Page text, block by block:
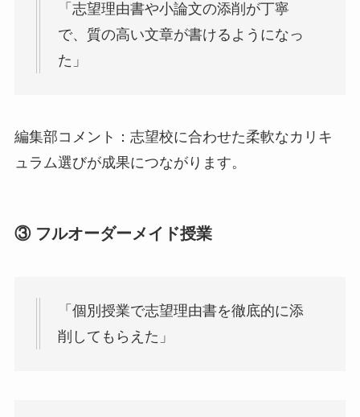
「志望理由書や小論文の添削が丁寧
で、質の高い文章が書けるようになっ
た」
編集部コメント：志望校に合わせた柔軟なカリキ
ュラム選びが成果につながります。
③ フルオーダーメイド授業
「個別授業で志望理由書を徹底的に添
削してもらえた」